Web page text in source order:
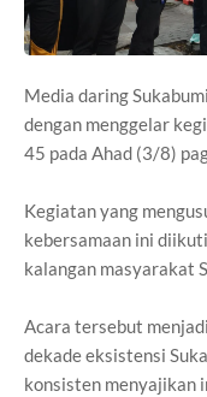
Media daring
dengan menggelar
45 pada Ahad (3/8)
Kegiatan yang
kebersamaan ini
kalangan masyarakat
Acara tersebut
dekade eksistensi
konsisten menyajikan